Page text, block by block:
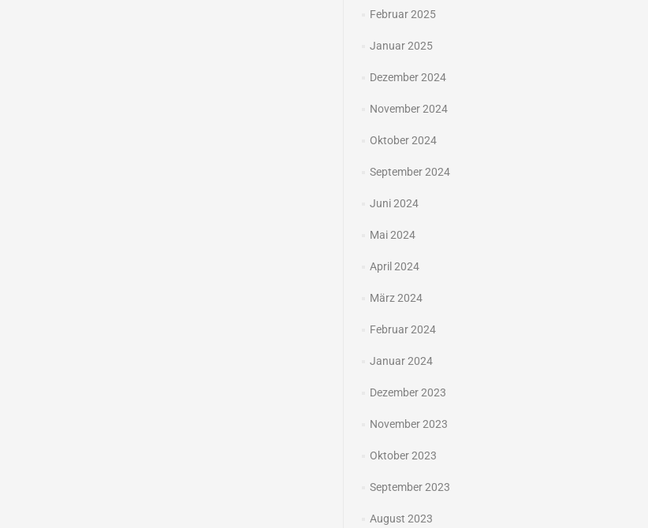
Februar 2025
Januar 2025
Dezember 2024
November 2024
Oktober 2024
September 2024
Juni 2024
Mai 2024
April 2024
März 2024
Februar 2024
Januar 2024
Dezember 2023
November 2023
Oktober 2023
September 2023
August 2023